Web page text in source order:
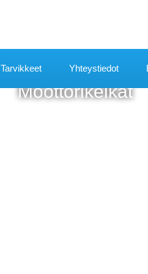
Tarvikkeet Yhteystiedot
Moottorikelkat